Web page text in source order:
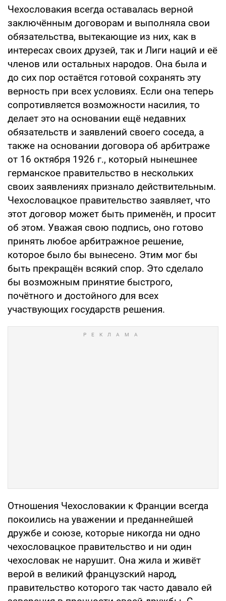
Чехословакия всегда оставалась верной
заключённым договорам и выполняла свои
обязательства, вытекающие из них, как в
интересах своих друзей, так и Лиги наций и её
членов или остальных народов. Она была и
до сих пор остаётся готовой сохранять эту
верность при всех условиях. Если она теперь
сопротивляется возможности насилия, то
делает это на основании ещё недавних
обязательств и заявлений своего соседа, а
также на основании договора об арбитраже
от 16 октября 1926 г., который нынешнее
германское правительство в нескольких
своих заявлениях признало действительным.
Чехословацкое правительство заявляет, что
этот договор может быть применён, и просит
об этом. Уважая свою подпись, оно готово
принять любое арбитражное решение,
которое было бы вынесено. Этим мог бы
быть прекращён всякий спор. Это сделало
бы возможным принятие быстрого,
почётного и достойного для всех
участвующих государств решения.
Отношения Чехословакии к Франции всегда
покоились на уважении и преданнейшей
дружбе и союзе, которые никогда ни одно
чехословацкое правительство и ни один
чехословак не нарушит. Она жила и живёт
верой в великий французский народ,
правительство которого так часто давало ей